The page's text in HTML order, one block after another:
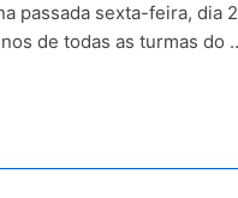
passada sexta-feira, dia
de todas as turmas do